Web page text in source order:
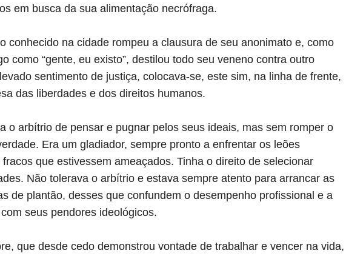
em busca da sua alimentação necrófraga.
conhecido na cidade rompeu a clausura de seu anonimato e, como
como “gente, eu existo”, destilou todo seu veneno contra outro
sentimento de justiça, colocava-se, este sim, na linha de frente,
das liberdades e dos direitos humanos.
o arbítrio de pensar e pugnar pelos seus ideais, mas sem romper o
Era um gladiador, sempre pronto a enfrentar os leões
que estivessem ameaçados. Tinha o direito de selecionar
Não tolerava o arbítrio e estava sempre atento para arrancar as
de plantão, desses que confundem o desempenho profissional e a
seus pendores ideológicos.
que desde cedo demonstrou vontade de trabalhar e vencer na vida,